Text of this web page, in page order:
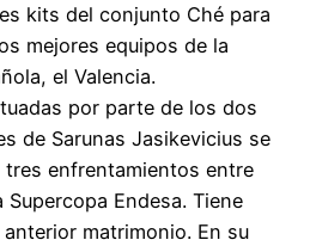
kits del conjunto Ché para
mejores equipos de la
el Valencia.
por parte de los dos
de Sarunas Jasikevicius se
enfrentamientos entre
Endesa. Tiene
matrimonio. En su